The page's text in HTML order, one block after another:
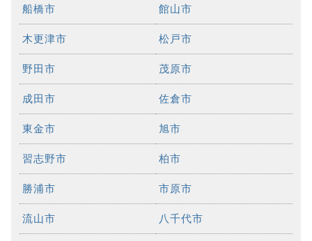
船橋市 館山市
木更津市 松戸市
野田市 茂原市
成田市 佐倉市
東金市 旭市
習志野市 柏市
勝浦市 市原市
流山市 八千代市